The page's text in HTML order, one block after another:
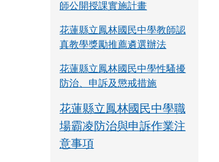
師公開授課實施計畫
花蓮縣立鳳林國民中學教師認
真教學獎勵推薦遴選辦法
花蓮縣立鳳林國民中學性騷擾
防治、申訴及懲戒措施
花蓮縣立鳳林國民中學職
場霸凌防治與申訴作業注
意事項